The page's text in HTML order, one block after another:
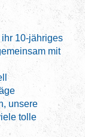
10-jähriges
mit
unsere
tolle